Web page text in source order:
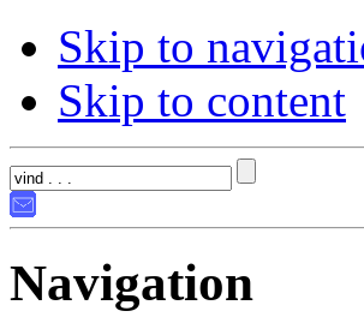
Skip to
Skip to content
Navigation